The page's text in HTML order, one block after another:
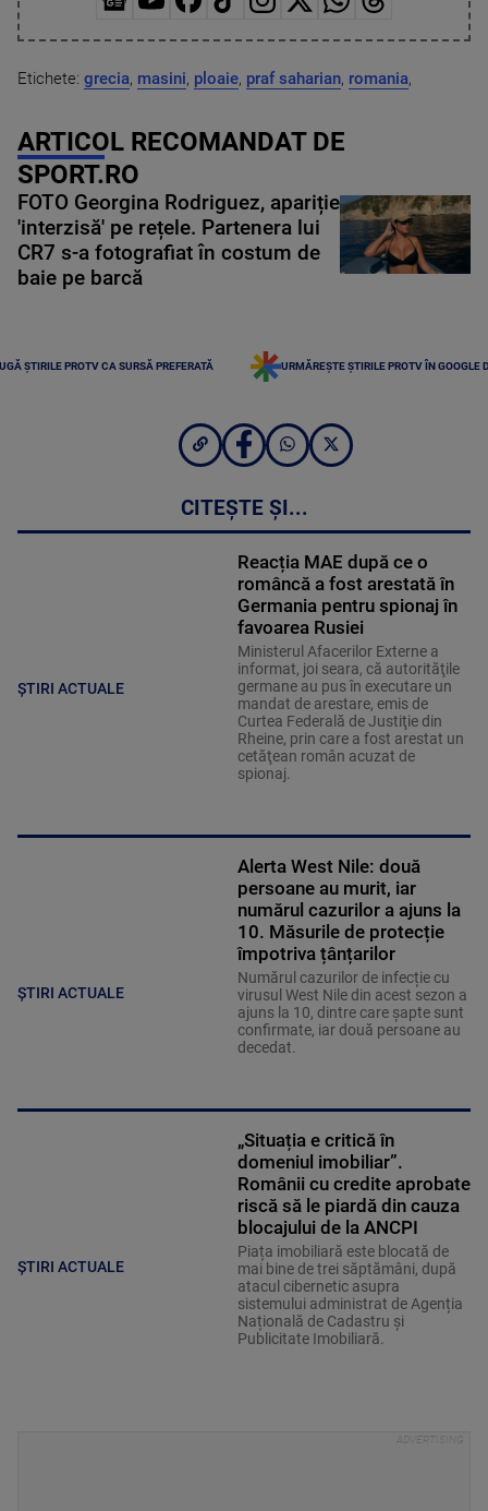
Etichete: grecia, masini, ploaie, praf saharian, romania,
ARTICOL RECOMANDAT DE
SPORT.RO
FOTO Georgina Rodriguez, apariție
'interzisă' pe rețele. Partenera lui
CR7 s-a fotografiat în costum de
baie pe barcă
ȘTIRILE PROTV CA SURSĂ PREFERATĂ URMĂREȘTE ȘTIRILE PROTV ÎN GOOGLE
CITEȘTE ȘI...
ȘTIRI ACTUALE
Reacția MAE după ce o
româncă a fost arestată în
Germania pentru spionaj în
favoarea Rusiei
Ministerul Afacerilor Externe a
informat, joi seara, că autorităţile
germane au pus în executare un
mandat de arestare, emis de
Curtea Federală de Justiţie din
Rheine, prin care a fost arestat un
cetăţean român acuzat de
spionaj.
ȘTIRI ACTUALE
Alerta West Nile: două
persoane au murit, iar
numărul cazurilor a ajuns la
10. Măsurile de protecție
împotriva țânțarilor
Numărul cazurilor de infecție cu
virusul West Nile din acest sezon a
ajuns la 10, dintre care șapte sunt
confirmate, iar două persoane au
decedat.
ȘTIRI ACTUALE
„Situația e critică în
domeniul imobiliar”.
Românii cu credite aprobate
riscă să le piardă din cauza
blocajului de la ANCPI
Piața imobiliară este blocată de
mai bine de trei săptămâni, după
atacul cibernetic asupra
sistemului administrat de Agenția
Națională de Cadastru și
Publicitate Imobiliară.